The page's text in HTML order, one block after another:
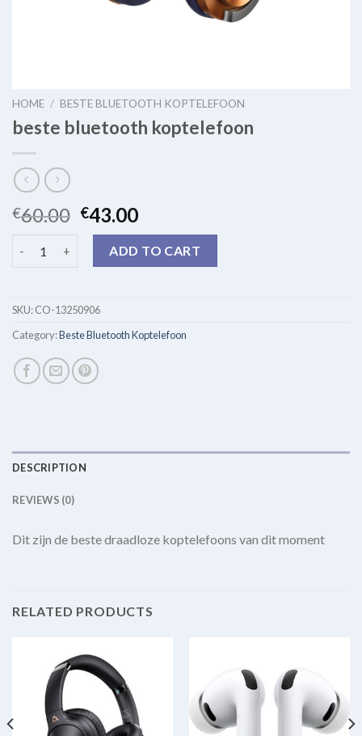
HOME / BESTE BLUETOOTH KOPTELEFOON
beste bluetooth koptelefoon
€60.00 €43.00
beste bluetooth koptelefoon quantity
ADD TO CART
SKU:CO-13250906
Category:Beste Bluetooth Koptelefoon
DESCRIPTION
REVIEWS (0)
Dit zijn de beste draadloze koptelefoons van dit moment
RELATED PRODUCTS